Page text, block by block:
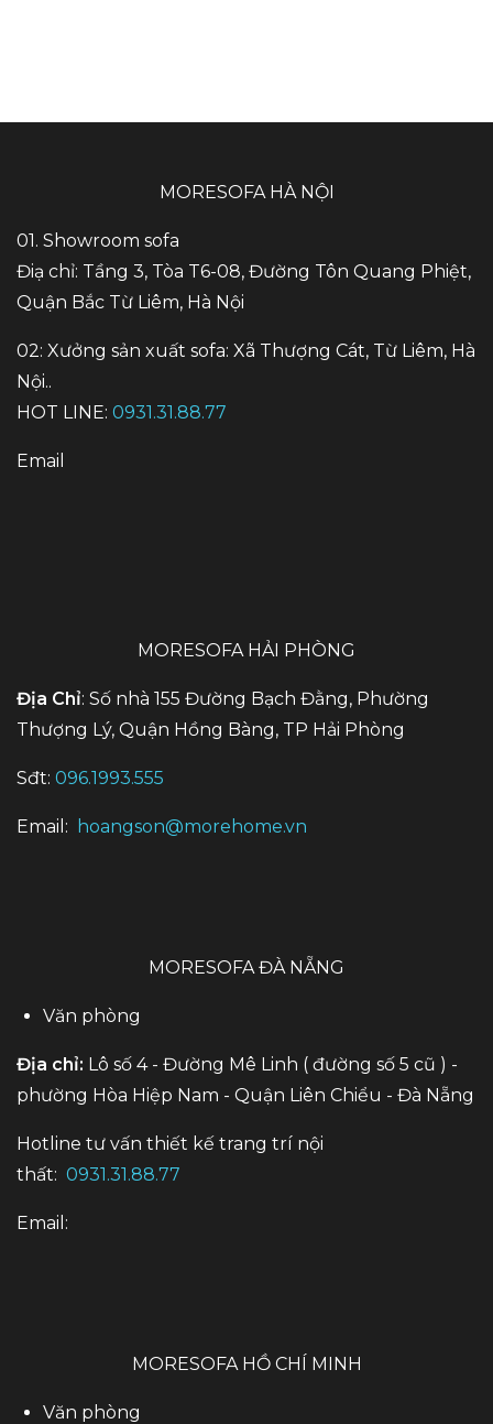
MORESOFA HÀ NỘI
01. Showroom sofa
Điạ chỉ: Tầng 3, Tòa T6-08, Đường Tôn Quang Phiệt,
Quận Bắc Từ Liêm, Hà Nội
02: Xưởng sản xuất sofa: Xã Thượng Cát, Từ Liêm, Hà
Nội..
HOT LINE: 0931.31.88.77
Email
MORESOFA HẢI PHÒNG
Địa Chỉ: Số nhà 155 Đường Bạch Đằng, Phường
Thượng Lý, Quận Hồng Bàng, TP Hải Phòng
Sđt: 096.1993.555
Email: hoangson@morehome.vn
MORESOFA ĐÀ NẴNG
Văn phòng
Địa chỉ: Lô số 4 - Đường Mê Linh ( đường số 5 cũ ) -
phường Hòa Hiệp Nam - Quận Liên Chiểu - Đà Nẵng
Hotline tư vấn thiết kế trang trí nội
thất: 0931.31.88.77
Email:
MORESOFA HỒ CHÍ MINH
Văn phòng